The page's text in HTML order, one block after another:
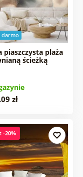
darmo
piaszczysta plaża
ścieżką
zł
-20%